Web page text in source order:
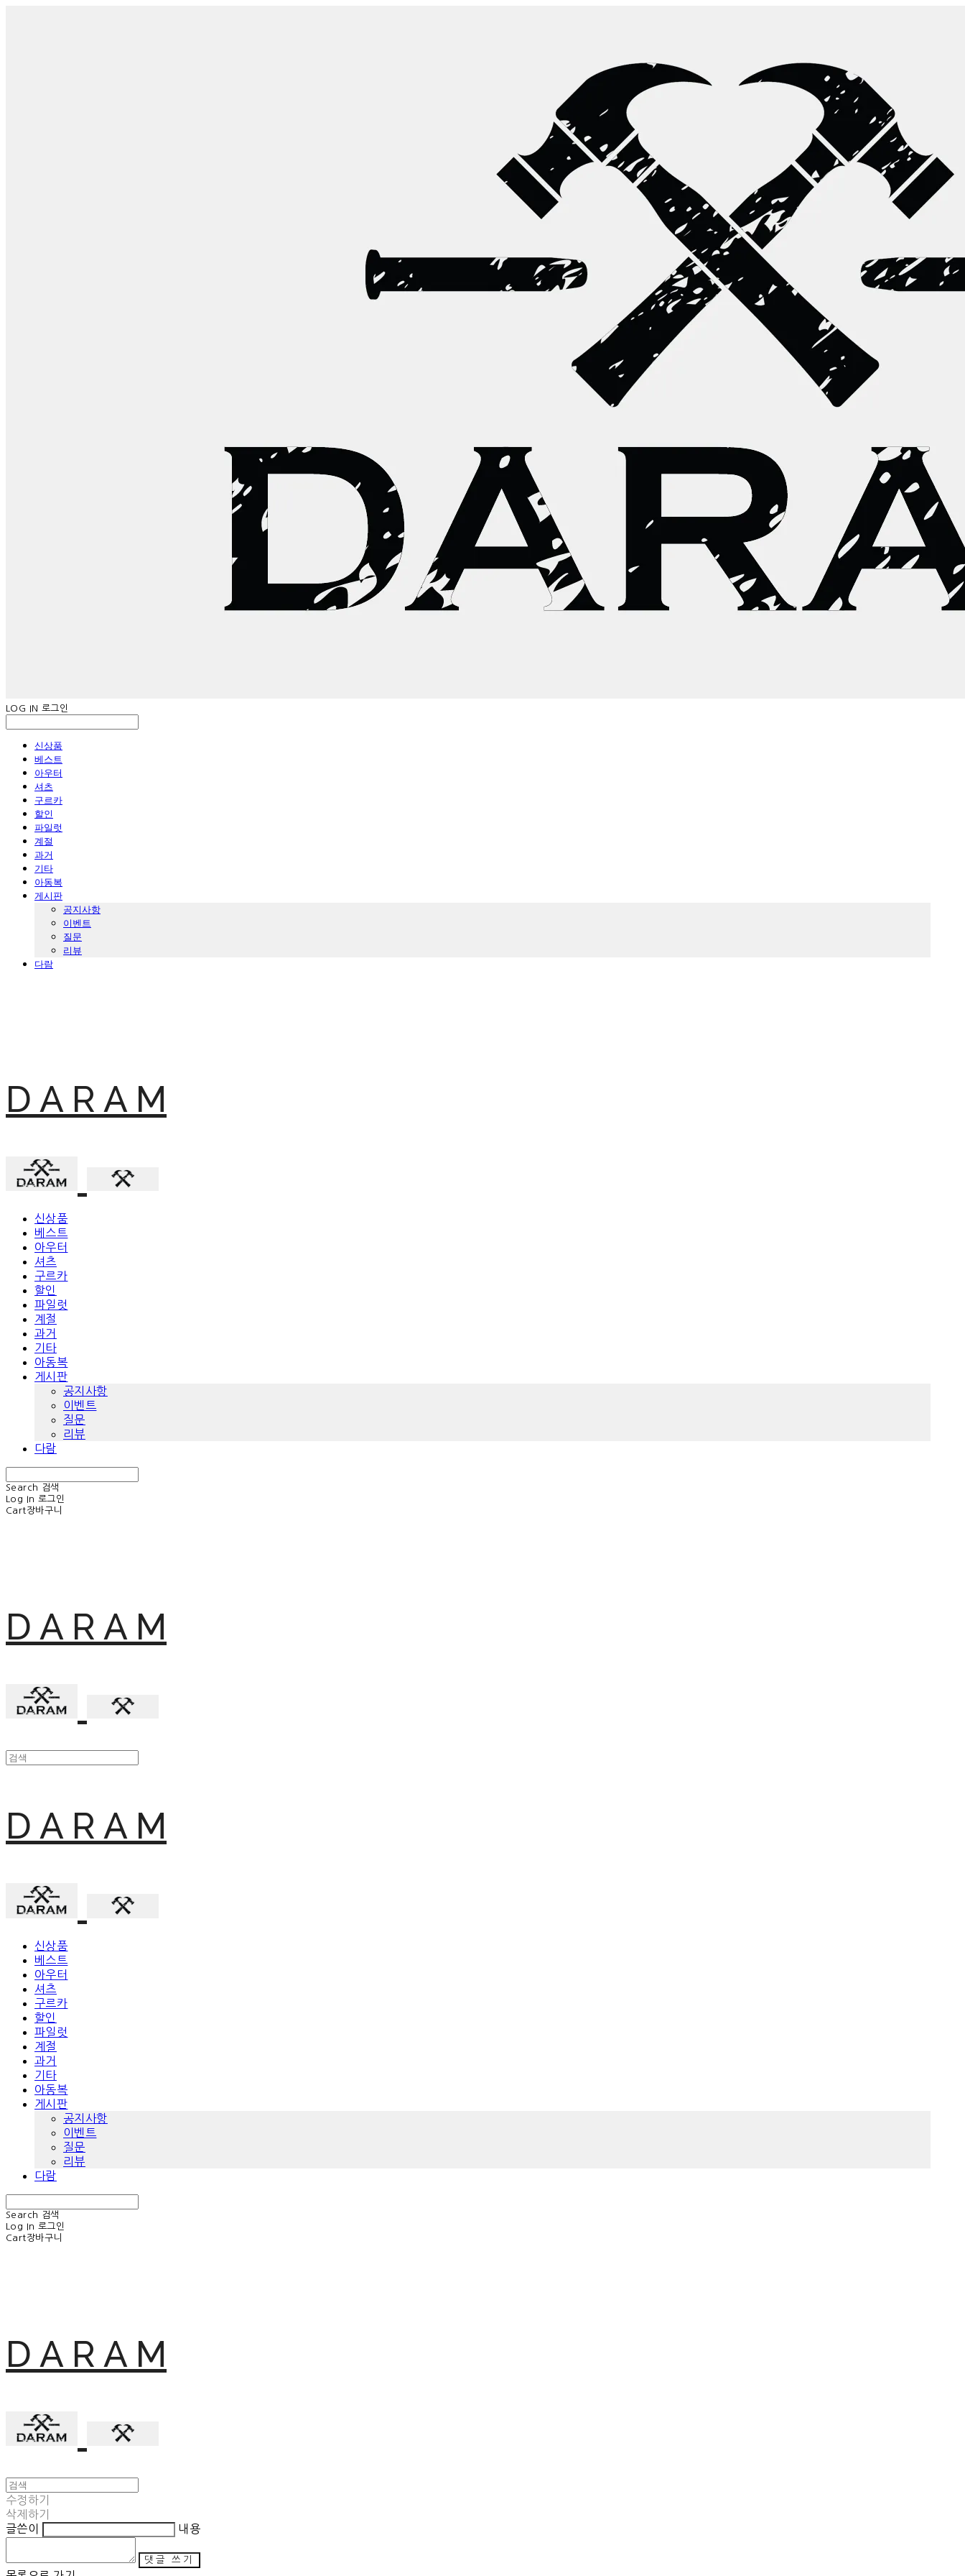
LOG IN 로그인
신상품
베스트
아우터
셔츠
구르카
할인
파일럿
계절
과거
기타
아동복
게시판
공지사항
이벤트
질문
리뷰
다람
D A R A M
신상품
베스트
아우터
셔츠
구르카
할인
파일럿
계절
과거
기타
아동복
게시판
공지사항
이벤트
질문
리뷰
다람
Search
검색
Log In 로그인
Cart장바구니
D A R A M
D A R A M
신상품
베스트
아우터
셔츠
구르카
할인
파일럿
계절
과거
기타
아동복
게시판
공지사항
이벤트
질문
리뷰
다람
Search
검색
Log In
로그인
Cart장바구니
D A R A M
수정하기
삭제하기
글쓴이
내용
댓글 쓰기